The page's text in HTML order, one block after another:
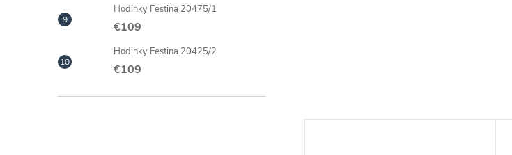
Hodinky Festina 20475/1
€109
Hodinky Festina 20425/2
€109